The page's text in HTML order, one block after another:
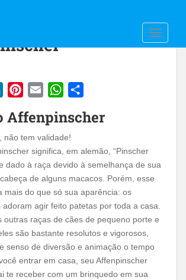
i
n
t
e
r
e
m
a
i
l
h
a
t
s
A
p
h
a
r
e
Affenpinscher
não tem validade!
significa, em alemão, “Pinscher
dado à raça devido à semelhança de sua
de alguns macacos. Porém, esse
mais do que só sua aparência: os
adoram agir feito patetas por toda a casa.
outras raças de cães de pequeno porte e
são bastante resolutos e vigorosos,
senso de diversão e animação o tempo
entrar em casa, seu Affenpinscher
te receber com um brinquedo em sua